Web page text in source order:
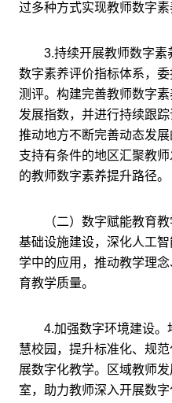
过多种方式实现教师数字素
3.持续开展教师数字素
数字素养评价指标体系，
测评。构建完善教师数字
发展指数，并进行持续跟
推动地方不断完善动态发
支持有条件的地区汇聚教
的教师数字素养提升路径。
（二）数字赋能教育教
基础设施建设，深化人工
学中的应用，推动教学理
育教学质量。
4.加强数字环境建设。
慧校园，提升标准化、规
展数字化教学。区域教师
室，助力教师深入开展数